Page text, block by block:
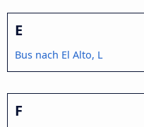
E
Bus nach El Alto, L
F